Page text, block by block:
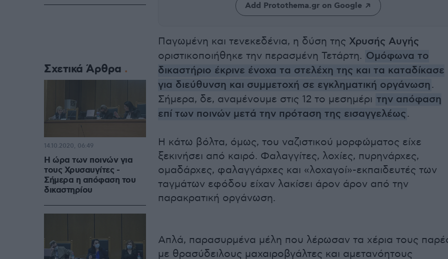
Add Protothema.gr on Google
Παγωμένη και τενεκεδένια, η δύση της Χρυσής Αυγής
οριστικοποιήθηκε την περασμένη Τετάρτη. Ομόφωνα το
δικαστήριο έκρινε ένοχα τα στελέχη της και τα καταδίκασε
για διεύθυνση και συμμετοχή σε εγκληματική οργάνωση.
Σήμερα, δε, αναμένουμε στις 12 το μεσημέρι την απόφαση
επί των ποινών μετά την πρόταση της εισαγγελέως.
Η κάτω βόλτα, όμως, του ναζιστικού μορφώματος είχε
ξεκινήσει από καιρό. Φαλαγγίτες, λοχίες, πυρηνάρχες,
ομαδάρχες, φαλαγγάρχες και «λοχαγοί»-εκπαιδευτές των
ταγμάτων εφόδου είχαν λακίσει άρον άρον από την
παρακρατική οργάνωση.
Απλά, παρασυρμένα μέλη που λέρωσαν τα χέρια τους
με θρασύδειλους μαχαιροβγάλτες και αμετανόητους
Σχετικά Άρθρα
Η ώρα των ποινών για
τους Χρυσαυγίτες -
Σήμερα η απόφαση του
δικαστηρίου
14.10.2020, 06:49